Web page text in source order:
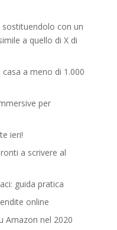
con un
a quello di X di
a meno di 1.000
per
ieri!
a scrivere al
guida pratica
online
Amazon nel 2020